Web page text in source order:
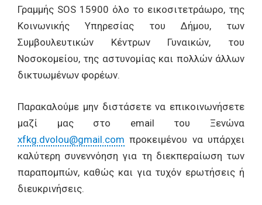
Γραμμής SOS 15900 όλο το εικοσιτετράωρο, της
Κοινωνικής Υπηρεσίας του ∆ήμου, των
Συμβουλευτικών Κέντρων Γυναικών, του
Νοσοκομείου, της αστυνομίας και πολλών άλλων
δικτυωμένων φορέων.
Παρακαλούμε μην διστάσετε να επικοινωνήσετε
μαζί μας στο email του Ξενώνα
xfkg.dvolou@gmail.com προκειμένου να υπάρχει
καλύτερη συνεννόηση για τη διεκπεραίωση των
παραπομπών, καθώς και για τυχόν ερωτήσεις ή
διευκρινήσεις.